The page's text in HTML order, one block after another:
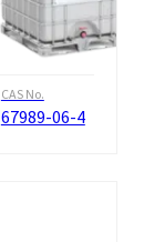
CAS No.
67989-06-4